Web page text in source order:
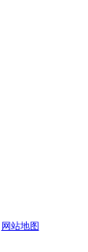
网站地图